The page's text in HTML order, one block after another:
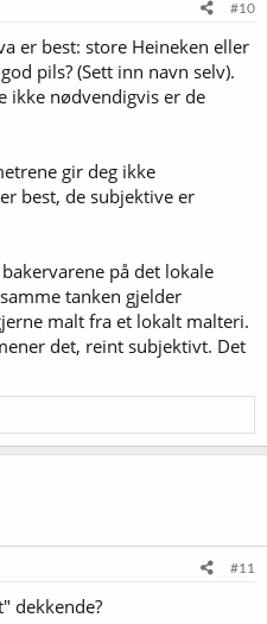
#10
er best: store Heineken eller
pils? (Sett inn navn selv).
ikke nødvendigvis er de
gir deg ikke
best, de subjektive er
på det lokale
tanken gjelder
malt fra et lokalt malteri.
det, reint subjektivt. Det
#11
dekkende?